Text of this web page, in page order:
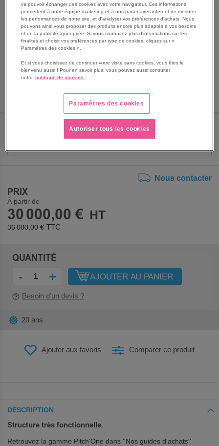
BEGINNING
IMAGES
Espace multisports et multi-terrains proposant une
grande diversité de pratiques sportives.
4 terrains maximum utilisables simultanément.
5 terrains de sports de buts pour la pratique du football,
basket-ball, handball.
5 terrains de sports de filet pour le badminton, volley-
ball, mini-tennis, tennis-ballon, sepak takraw.
Jusqu'à 24 joueurs simultanément.
Voir le descriptif complet
Nous contacter
PRIX
À partir de
30 000,00 €
36 000,00 €
QUANTITÉ
- + AJOUTER AU PANIER
Besoin d’un devis ?
Ajouter aux favoris Comparer ce produit
20 ans
DESCRIPTION
Structure très fonctionnelle.
Retrouvez la gamme Pitch'One dans ''Nos guides d'achats''
va pouvoir échanger des cookies avec votre navigateur. Ces informations
permettent à notre équipe marketing et à nos partenaires internet de mesurer
les performances de notre site, et d'analyser vos préférences d'achats. Nous
pouvons ainsi vous proposer des produits encore plus adaptés à vos besoins
et de la publicité appropriée. Si vous souhaitez plus d'informations sur les
finalités et choisir vos préférences par type de cookies, cliquez sur «
Paramètres des cookies ».
Et si vous choisissez de continuer votre visite sans cookies, vous êtes le
bienvenu aussi ! Pour en savoir plus, vous pouvez aussi consulter
notre politique de cookies.
Paramètres des cookies
Autoriser tous les cookies